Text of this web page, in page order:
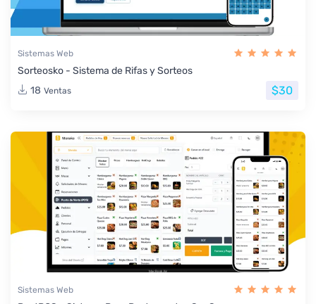
Sistemas Web
Sorteosko - Sistema de Rifas y Sorteos
18 Ventas $30
Sistemas Web